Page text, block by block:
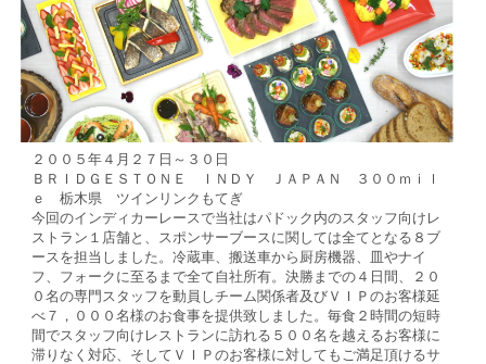
２００５年４月２７日～３０日
ＢＲＩＤＧＥＳＴＯＮＥ ＩＮＤＹ ＪＡＰＡＮ ３００ｍｉｌ
ｅ 栃木県 ツインリンクもてぎ
今回のインディカーレースで当社はパドック内のスタッフ向けレ
ストラン１店舗と、スポンサーブースに関しては全てとなる８ブ
ースを担当しました。冷蔵車、搬送車から厨房機器、皿やナイ
フ、フォークに至るまで全て自社所有。決勝までの４日間、２０
０名の専門スタッフを動員しチーム関係者及びＶＩＰのお客様延
べ７，０００名様のお食事を提供致しました。毎食２時間の短時
間でスタッフ向けレストランに訪れる５００名を越えるお客様に
滞りなく対応、そしてＶＩＰのお客様に対してもご満足頂けるサ